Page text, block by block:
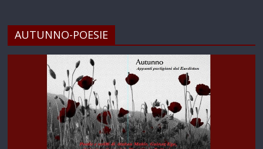
AUTUNNO-POESIE